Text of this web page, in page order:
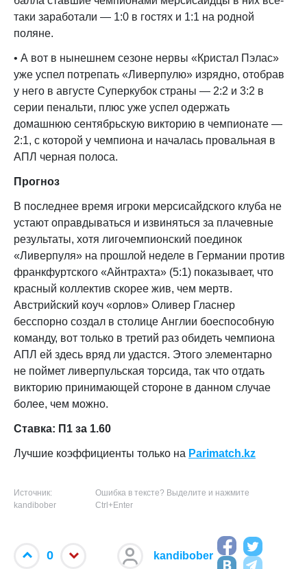
таки заработали — 1:0 в гостях и 1:1 на родной
поляне.
• А вот в нынешнем сезоне нервы «Кристал Пэлас»
уже успел потрепать «Ливерпулю» изрядно, отобрав
у него в августе Суперкубок страны — 2:2 и 3:2 в
серии пенальти, плюс уже успел одержать
домашнюю сентябрьскую викторию в чемпионате —
2:1, с которой у чемпиона и началась провальная в
АПЛ черная полоса.
Прогноз
В последнее время игроки мерсисайдского клуба не
устают оправдываться и извиняться за плачевные
результаты, хотя лигочемпионский поединок
«Ливерпуля» на прошлой неделе в Германии против
франкфуртского «Айнтрахта» (5:1) показывает, что
красный коллектив скорее жив, чем мертв.
Австрийский коуч «орлов» Оливер Гласнер
бесспорно создал в столице Англии боеспособную
команду, вот только в третий раз обидеть чемпиона
АПЛ ей здесь вряд ли удастся. Этого элементарно
не поймет ливерпульская торсида, так что отдать
викторию принимающей стороне в данном случае
более, чем можно.
Ставка: П1 за 1.60
Лучшие коэффициенты только на Parimatch.kz
Источник:
kandibober
Ошибка в тексте? Выделите и нажмите
Ctrl+Enter
0 kandibober